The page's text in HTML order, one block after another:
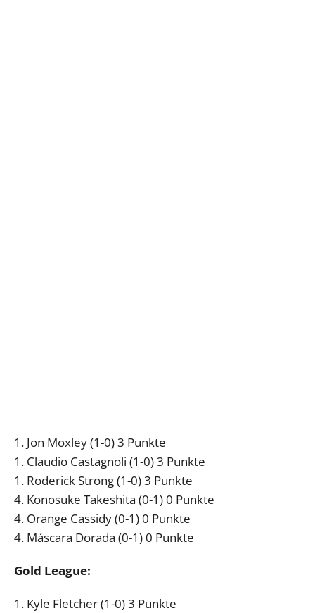
1. Jon Moxley (1-0) 3 Punkte
1. Claudio Castagnoli (1-0) 3 Punkte
1. Roderick Strong (1-0) 3 Punkte
4. Konosuke Takeshita (0-1) 0 Punkte
4. Orange Cassidy (0-1) 0 Punkte
4. Máscara Dorada (0-1) 0 Punkte
Gold League:
1. Kyle Fletcher (1-0) 3 Punkte